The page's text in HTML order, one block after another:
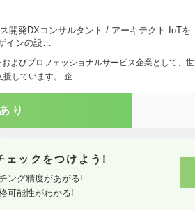
開発DXコンサルタント / アーキテクト IoTを
インの設…
よびプロフェッショナルサービス企業として、世
しています。 企…
り
ェックをつけよう!
ング精度があがる!
可能性がわかる!